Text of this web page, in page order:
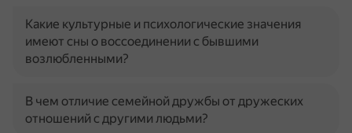
Какие культурные и психологические значения
имеют сны о воссоединении с бывшими
возлюбленными?
В чем отличие семейной дружбы от дружеских
отношений с другими людьми?